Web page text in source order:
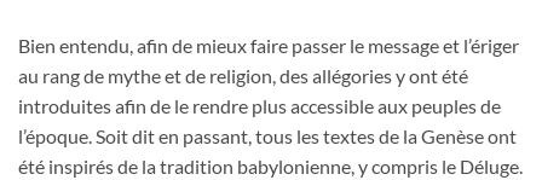
Bien entendu, afin de mieux faire passer le message et l’ériger
au rang de mythe et de religion, des allégories y ont été
introduites afin de le rendre plus accessible aux peuples de
l’époque. Soit dit en passant, tous les textes de la Genèse ont
été inspirés de la tradition babylonienne, y compris le Déluge.